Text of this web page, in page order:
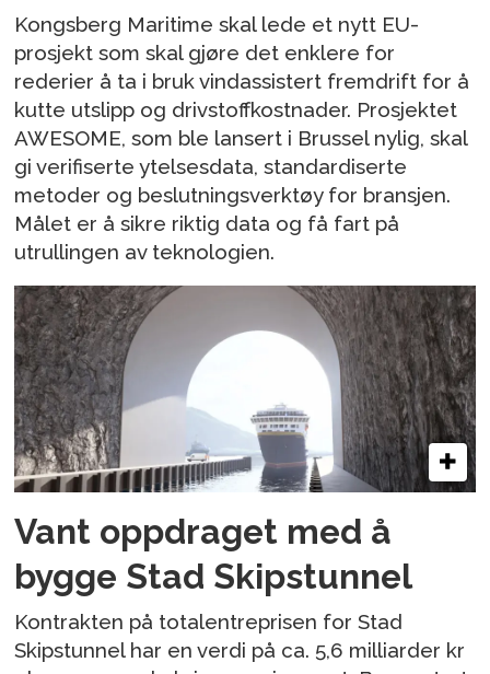
Kongsberg Maritime skal lede et nytt EU-
prosjekt som skal gjøre det enklere for
rederier å ta i bruk vindassistert fremdrift for å
kutte utslipp og drivstoffkostnader. Prosjektet
AWESOME, som ble lansert i Brussel nylig, skal
gi verifiserte ytelsesdata, standardiserte
metoder og beslutningsverktøy for bransjen.
Målet er å sikre riktig data og få fart på
utrullingen av teknologien.
Vant oppdraget med å
bygge Stad Skipstunnel
Kontrakten på totalentreprisen for Stad
Skipstunnel har en verdi på ca. 5,6 milliarder kr